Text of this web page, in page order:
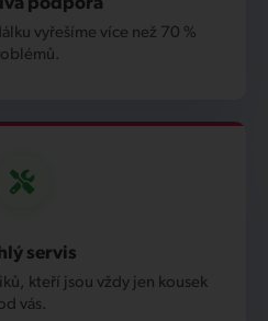
podpora
vyřešíme více než 70 %
servis
kteří jsou vždy jen kousek
vás.